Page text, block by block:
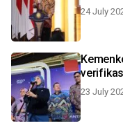
24 July
23 July